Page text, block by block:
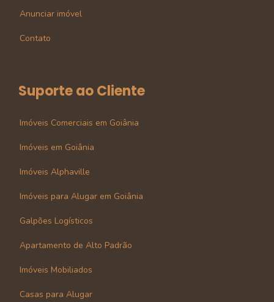
Anunciar imóvel
Contato
Suporte ao Cliente
Imóveis Comerciais em Goiânia
Imóveis em Goiânia
Imóveis Alphaville
Imóveis para Alugar em Goiânia
Galpões Logísticos
Apartamento de Alto Padrão
Imóveis Mobiliados
Casas para Alugar